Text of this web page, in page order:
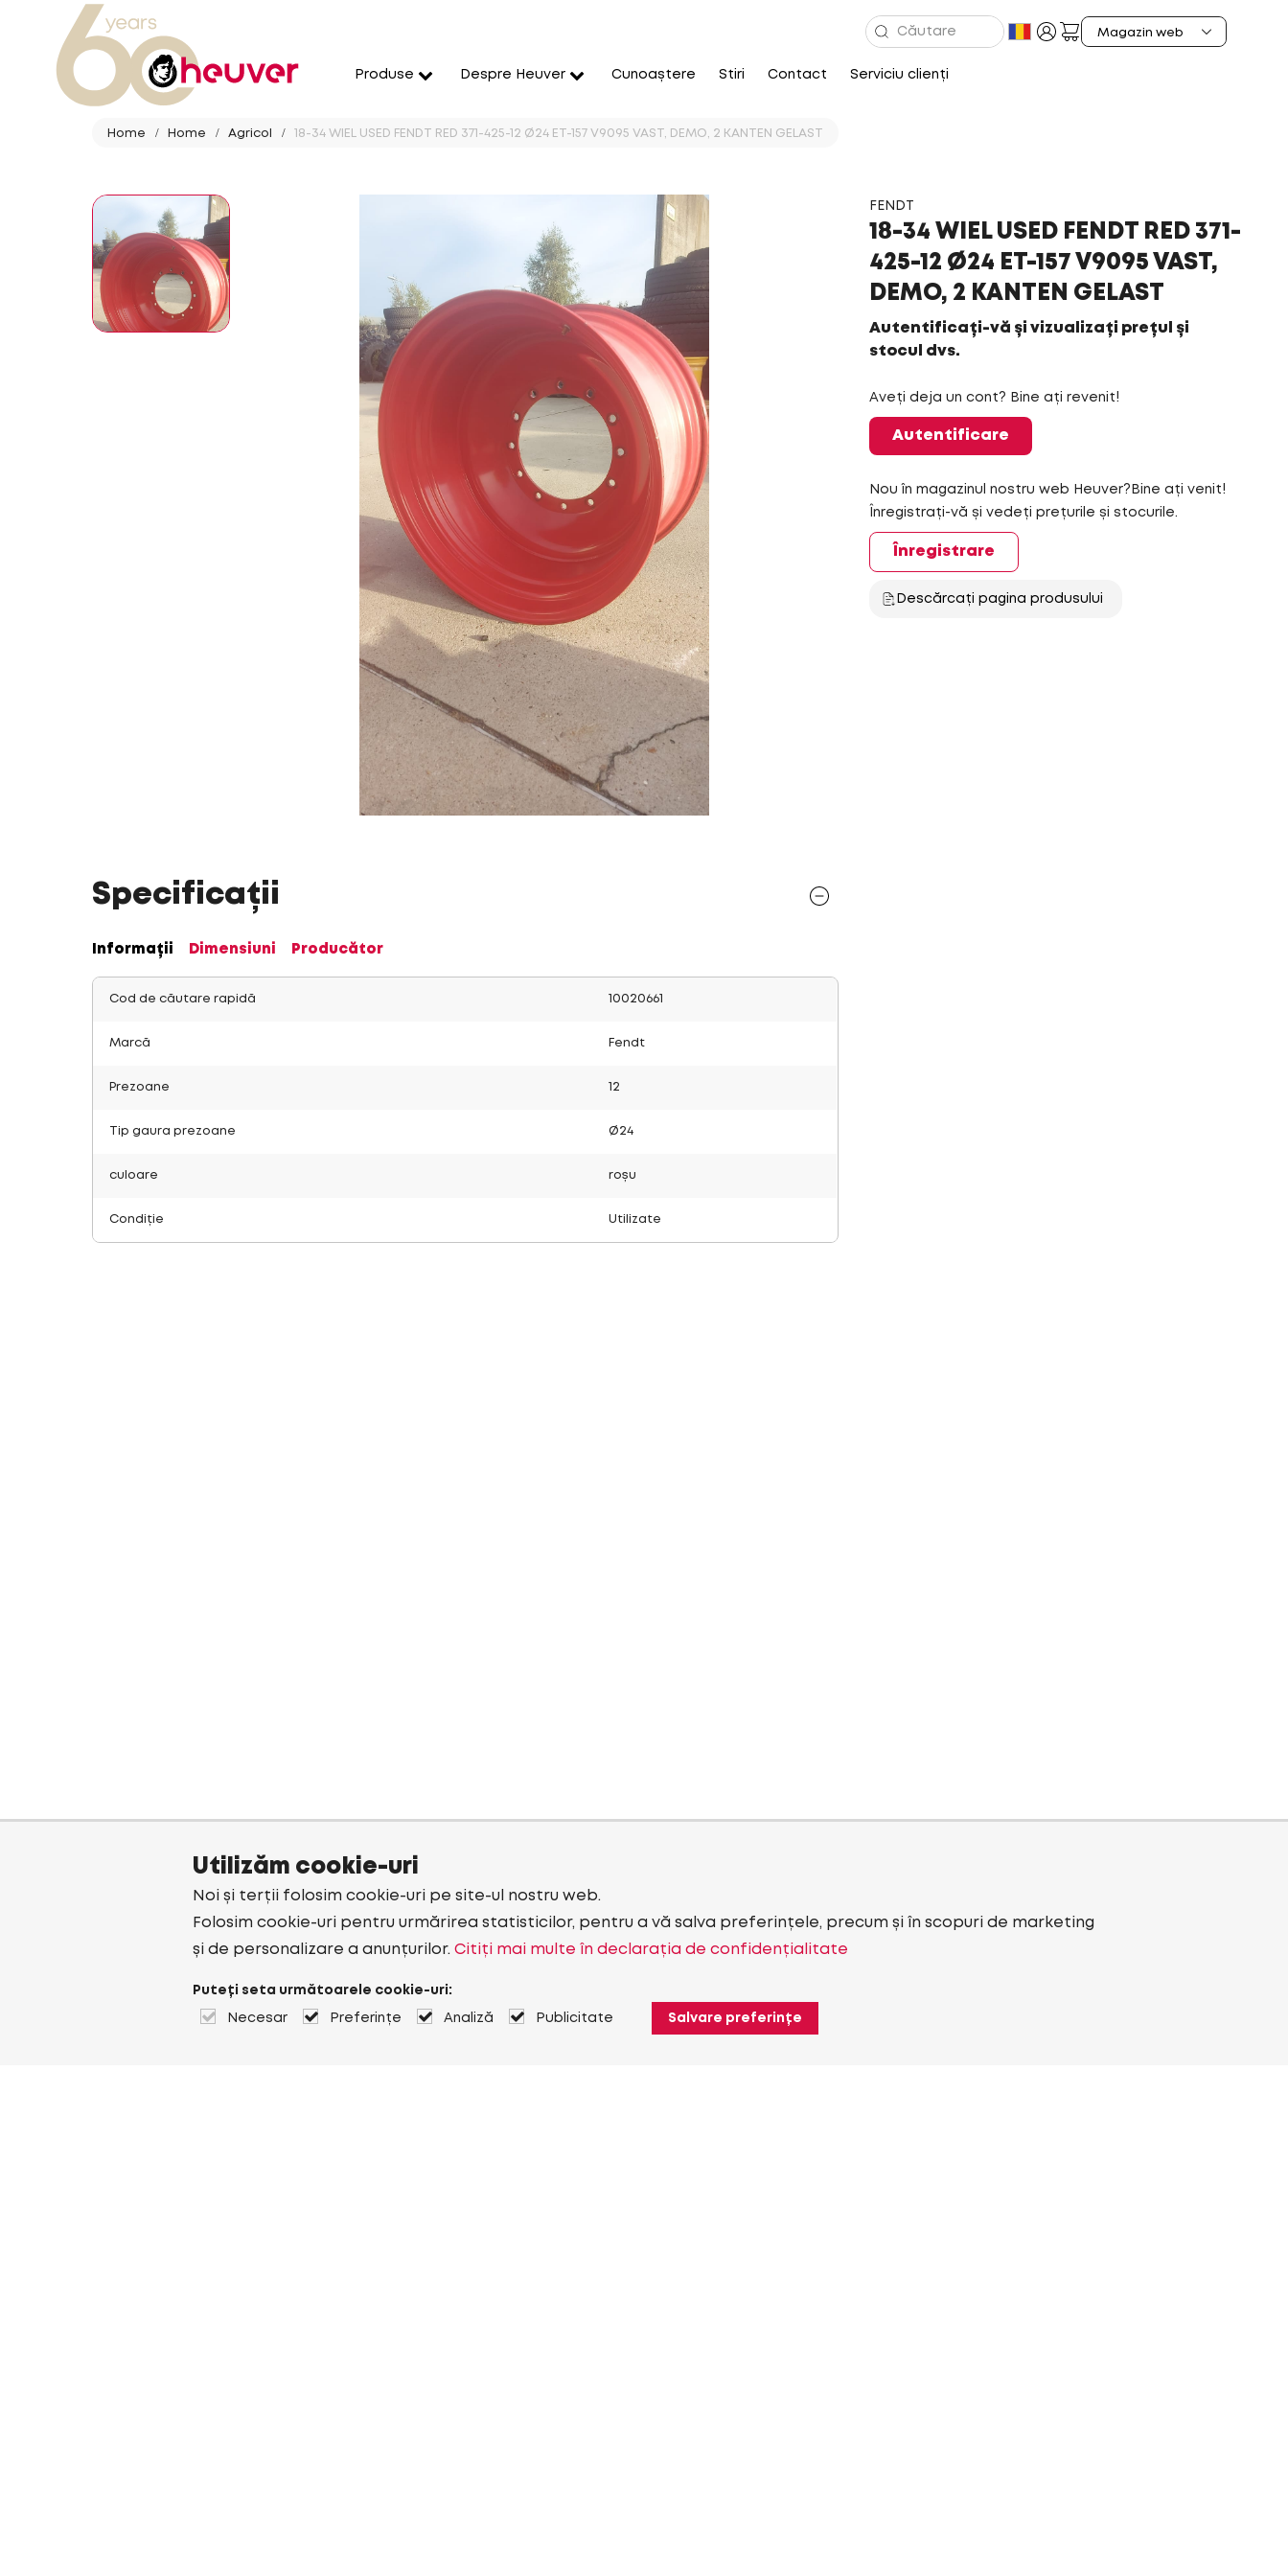
Produse Despre Heuver Cunoaștere Stiri Contact Serviciu clienți
Home Home Agricol 18-34 WIEL USED FENDT RED 371-425-12 Ø24 ET-157 V9095 VAST, DEMO, 2 KANTEN GELAST
FENDT
18-34 WIEL USED FENDT RED 371-
425-12 Ø24 ET-157 V9095 VAST,
DEMO, 2 KANTEN GELAST
Autentificați-vă și vizualizați prețul și
stocul dvs.
Aveți deja un cont? Bine ați revenit!
Autentificare
Nou în magazinul nostru web Heuver?Bine ați venit!
Înregistrați-vă și vedeți prețurile și stocurile.
Înregistrare
Descărcați pagina produsului
Specificații
Informații Dimensiuni Producător
Cod de căutare rapidă 10020661
Marcă Fendt
Prezoane 12
Tip gaura prezoane Ø24
culoare roșu
Condiție Utilizate
Utilizăm cookie-uri
Noi și terții folosim cookie-uri pe site-ul nostru web.
Folosim cookie-uri pentru urmărirea statisticilor, pentru a vă salva preferințele, precum și în scopuri de marketing
și de personalizare a anunțurilor. Citiți mai multe în declarația de confidențialitate
Puteți seta următoarele cookie-uri:
Necesar Preferințe Analiză Publicitate Salvare preferințe